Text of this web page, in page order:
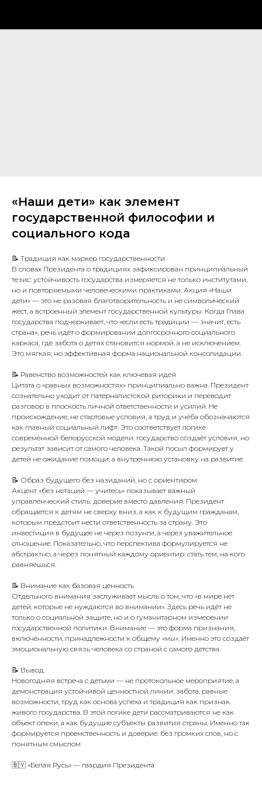
«Наши дети» как элемент
государственной философии и
социального кода
📝 Традиция как маркер государственности
В словах Президента о традициях зафиксирован принципиальный
тезис: устойчивость государства измеряется не только институтами,
но и повторяемыми человеческими практиками. Акция «Наши
дети» — это не разовая благотворительность и не символический
жест, а встроенный элемент государственной культуры. Когда Глава
государства подчеркивает, что «если есть традиции — значит, есть
страна», речь идёт о формировании долгосрочного социального
каркаса, где забота о детях становится нормой, а не исключением.
Это мягкая, но эффективная форма национальной консолидации.
📝 Равенство возможностей как ключевая идея
Цитата о «равных возможностях» принципиально важна. Президент
сознательно уходит от патерналистской риторики и переводит
разговор в плоскость личной ответственности и усилий. Не
происхождение, не стартовые условия, а труд и учёба обозначаются
как главный социальный лифт. Это соответствует логике
современной белорусской модели: государство создаёт условия, но
результат зависит от самого человека. Такой посыл формирует у
детей не ожидание помощи, а внутреннюю установку на развитие.
📝 Образ будущего без назиданий, но с ориентиром
Акцент «без нотаций — учитесь» показывает важный
управленческий стиль: доверие вместо давления. Президент
обращается к детям не сверху вниз, а как к будущим гражданам,
которым предстоит нести ответственность за страну. Это
инвестиция в будущее не через лозунги, а через уважительное
отношение. Показательно, что перспектива формулируется не
абстрактно, а через понятный каждому ориентир: стать тем, на кого
равняешься.
📝 Внимание как базовая ценность
Отдельного внимания заслуживает мысль о том, что «в мире нет
детей, которые не нуждаются во внимании». Здесь речь идёт не
только о социальной защите, но и о гуманитарном измерении
государственной политики. Внимание — это форма признания,
включённости, принадлежности к общему «мы». Именно это создаёт
эмоциональную связь человека со страной с самого детства.
📝 Вывод
Новогодняя встреча с детьми — не протокольное мероприятие, а
демонстрация устойчивой ценностной линии: забота, равные
возможности, труд как основа успеха и традиция как признак
живого государства. В этой логике дети рассматриваются не как
объект опеки, а как будущие субъекты развития страны. Именно так
формируется преемственность и доверие: без громких слов, но с
понятным смыслом.
🇧🇾 «Белая Русь» — гвардия Президента